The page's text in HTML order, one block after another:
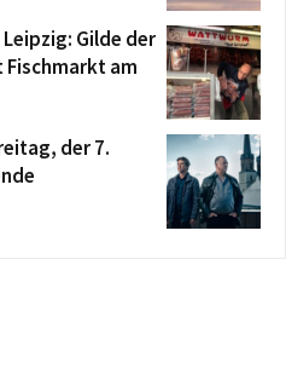
Gilde der
am
der 7.